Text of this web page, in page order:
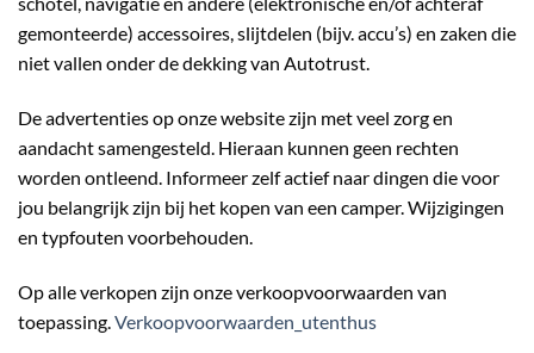
gemonteerde) accessoires, slijtdelen (bijv. accu’s) en zaken die
niet vallen onder de dekking van Autotrust.
De advertenties op onze website zijn met veel zorg en
aandacht samengesteld. Hieraan kunnen geen rechten
worden ontleend. Informeer zelf actief naar dingen die voor
jou belangrijk zijn bij het kopen van een camper. Wijzigingen
en typfouten voorbehouden.
Op alle verkopen zijn onze verkoopvoorwaarden van
toepassing. Verkoopvoorwaarden_utenthus